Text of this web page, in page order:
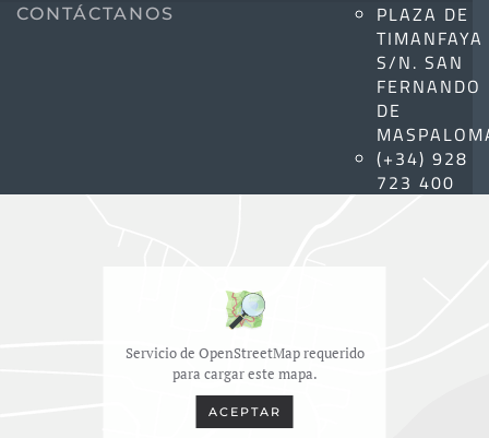
CONTÁCTANOS
PLAZA DE
TIMANFAYA
S/N. SAN
FERNANDO
DE
(+34) 928
723 400
Servicio de OpenStreetMap requerido
para cargar este mapa.
ACEPTAR